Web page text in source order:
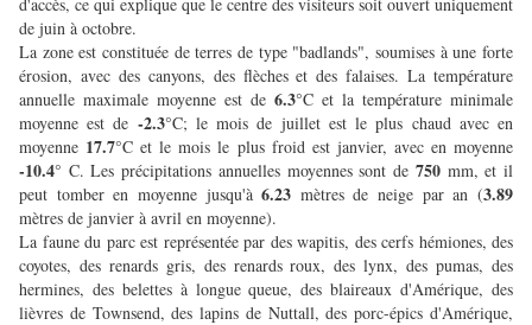
de juin à octobre.
La zone est constituée de terres de type "badlands", soumises à une forte
érosion, avec des canyons, des flèches et des falaises. La température
annuelle maximale moyenne est de 6.3°C et la température minimale
moyenne est de -2.3°C; le mois de juillet est le plus chaud avec en
moyenne 17.7°C et le mois le plus froid est janvier, avec en moyenne
-10.4° C. Les précipitations annuelles moyennes sont de 750 mm, et il
peut tomber en moyenne jusqu'à6.23 mètres de neige par an (3.89
mètres de janvier à avril en moyenne).
La faune du parc est représentée par des wapitis, des cerfs hémiones, des
coyotes, des renards gris, des renards roux, des lynx, des pumas, des
hermines, des belettes à longue queue, des blaireaux d'Amérique, des
lièvres de Townsend, des lapins de Nuttall, des porc-épics d'Amérique,